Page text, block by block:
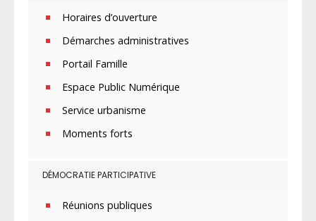
Horaires d’ouverture
Démarches administratives
Portail Famille
Espace Public Numérique
Service urbanisme
Moments forts
DÉMOCRATIE PARTICIPATIVE
Réunions publiques